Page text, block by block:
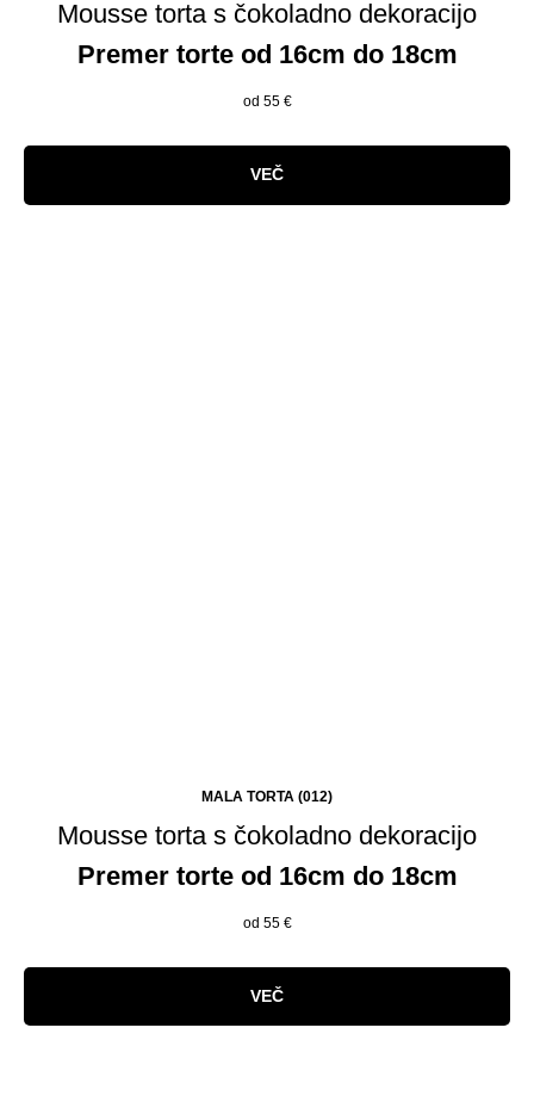
Mousse torta s čokoladno dekoracijo
Premer torte od 16cm do 18cm
od 55 €
VEČ
MALA TORTA (012)
Mousse torta s čokoladno dekoracijo
Premer torte od 16cm do 18cm
od 55 €
VEČ